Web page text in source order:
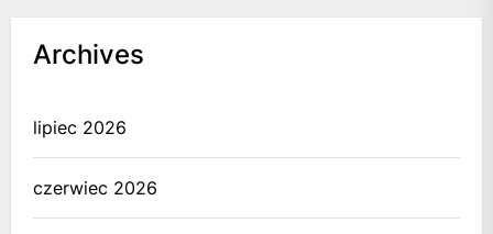
Archives
lipiec 2026
czerwiec 2026